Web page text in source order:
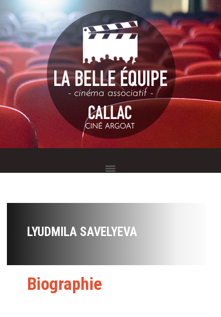
LYUDMILA SAVELYEVA
Biographie